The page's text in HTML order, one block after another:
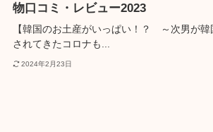
物口コミ・レビュー2023
【韓国のお土産がいっぱい！？ ～次男が韓
されてきたコロナも...
2024年2月23日